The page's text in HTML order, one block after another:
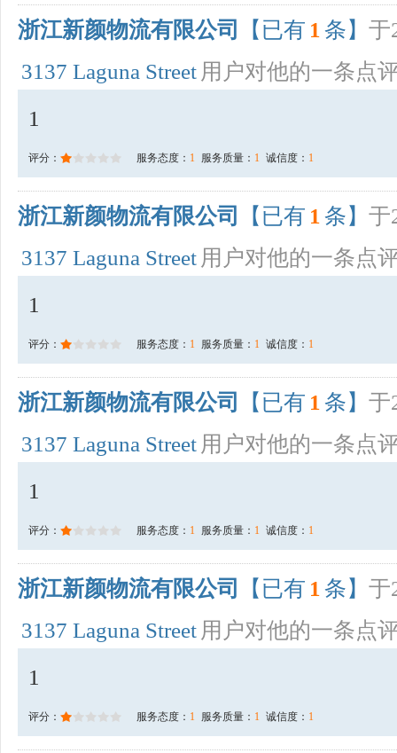
浙江新颜物流有限公司 【已有 1 条】 于
3137 Laguna Street 用户对他的一条点
1
评分： 服务态度： 1 服务质量： 1 诚信度： 1
浙江新颜物流有限公司 【已有 1 条】 于
3137 Laguna Street 用户对他的一条点
1
评分： 服务态度： 1 服务质量： 1 诚信度： 1
浙江新颜物流有限公司 【已有 1 条】 于
3137 Laguna Street 用户对他的一条点
1
评分： 服务态度： 1 服务质量： 1 诚信度： 1
浙江新颜物流有限公司 【已有 1 条】 于
3137 Laguna Street 用户对他的一条点
1
评分： 服务态度： 1 服务质量： 1 诚信度： 1